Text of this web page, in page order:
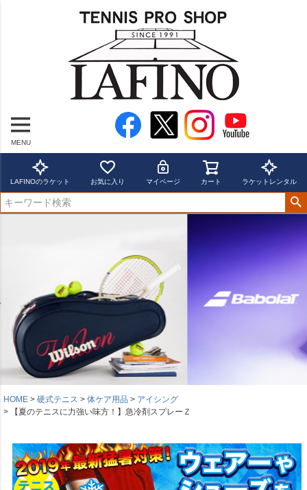
MENU
LAFINOのラケット お気に入り マイページ カート ラケットレンタル
HOME 硬式テニス 体ケア用品
アイシング
【夏のテニスに力強い味方！】急冷剤スプレーＺ